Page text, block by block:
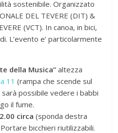
sostenibile. Organizzato
DEL TEVERE (DIT) &
(VCT). In canoa, in bici,
L’evento e’ particolarmente
della Musica” altezza
11 (rampa che scende sul
possibile vedere i babbi
il fume.
circa (sponda destra
bicchieri riutilizzabili.